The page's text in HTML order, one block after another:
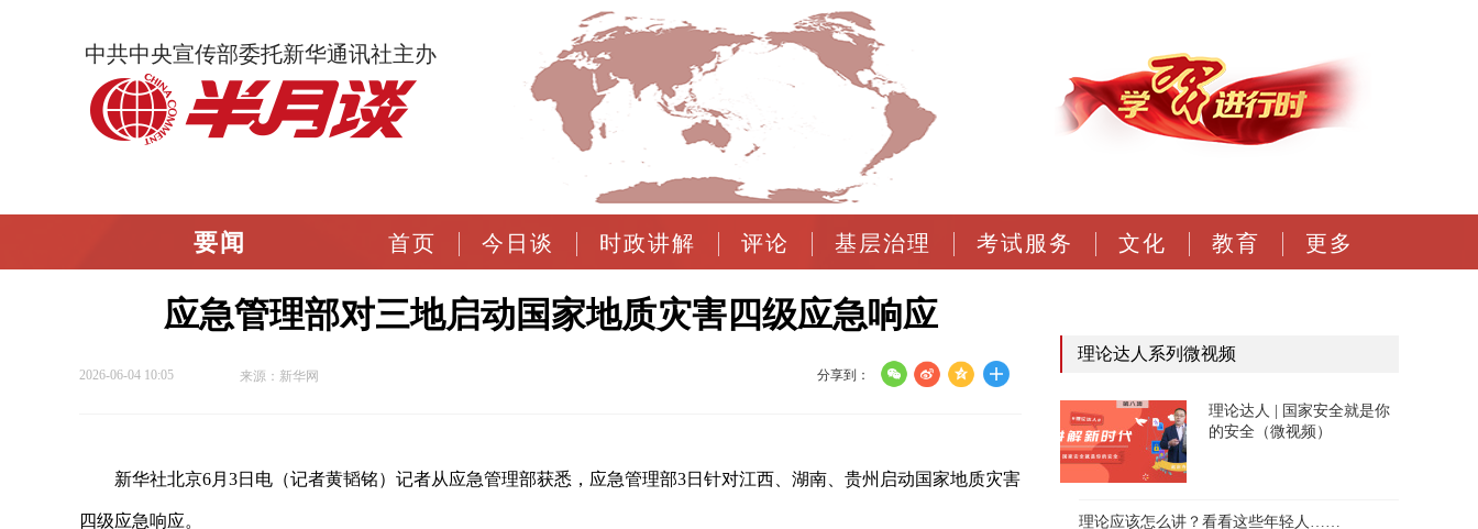
中共中央宣传部委托新华通讯社主办
要闻 首页 今日谈 时政讲解 评论 基层治理 考试服务 文化 教育 更多
应急管理部对三地启动国家地质灾害四级应急响应
2026-06-04 10:05 来源：新华网 分享到：
新华社北京6月3日电（记者黄韬铭）记者从应急管理部获悉，应急管理部3日针对江西、湖南、贵州启动国家地质灾害
四级应急响应。
理论达人系列微视频
理论达人 | 国家安全就是你
的安全（微视频）
理论应该怎么讲？看看这些年轻人……